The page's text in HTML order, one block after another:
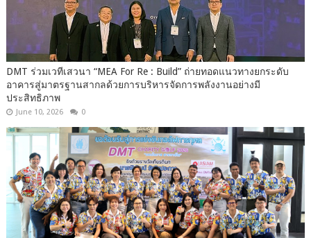
DMT ร่วมเวทีเสวนา “MEA For Re : Build” ถ่ายทอดแนวทางยกระดับ
อาคารสู่มาตรฐานสากลด้วยการบริหารจัดการพลังงานอย่างมี
ประสิทธิภาพ
June 10, 2026 0